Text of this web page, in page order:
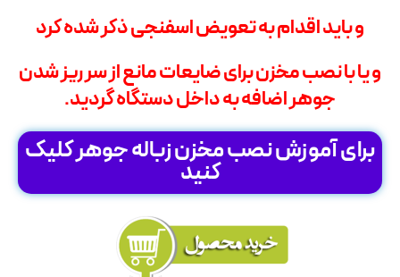
و باید اقدام به تعویض اسفنجی ذکر شده کرد
و یا با نصب مخزن برای ضایعات مانع از سر ریز شدن
جوهر اضافه به داخل دستگاه گردید.
برای آموزش نصب مخزن زباله جوهر کلیک
کنید